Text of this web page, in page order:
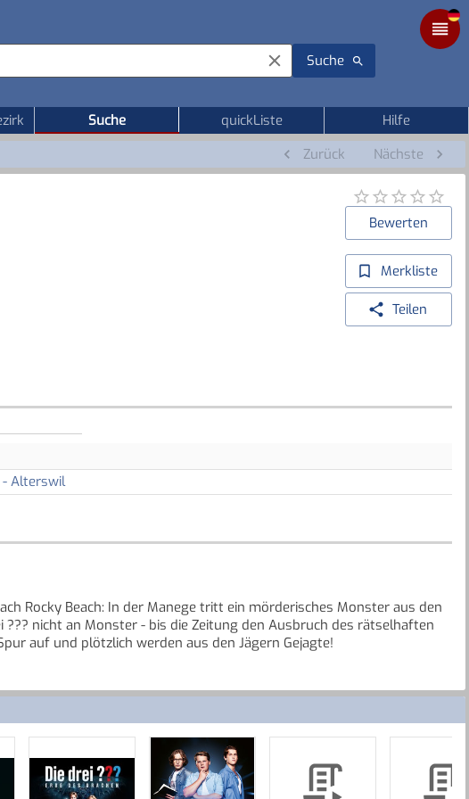
Suche
Suche quickListe
Hilfe
Zurück Nächste
Bewerten
Merkliste
Teilen
- Alterswil
Rocky Beach: In der Manege tritt ein mörderisches Monster aus den
nicht an Monster - bis die Zeitung den Ausbruch des rätselhaften
auf und plötzlich werden aus den Jägern Gejagte!